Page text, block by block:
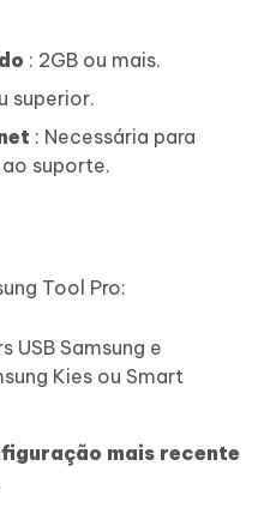
: 2GB ou mais.
superior.
: Necessária para
suporte.
Tool Pro:
USB Samsung e
Kies ou Smart
mais recente